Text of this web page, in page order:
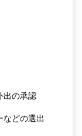
出の承認
などの選出